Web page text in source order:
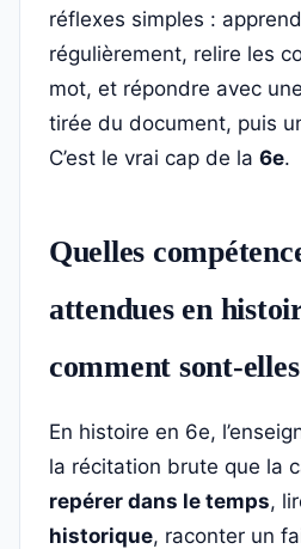
réflexes simples :
régulièrement, relire les
mot, et répondre avec
tirée du document, puis
C’est le vrai cap de la 6e.
Quelles
attendues en
comment sont-
En histoire en 6e,
la récitation brute que la
repérer dans le temps,
historique, raconter un